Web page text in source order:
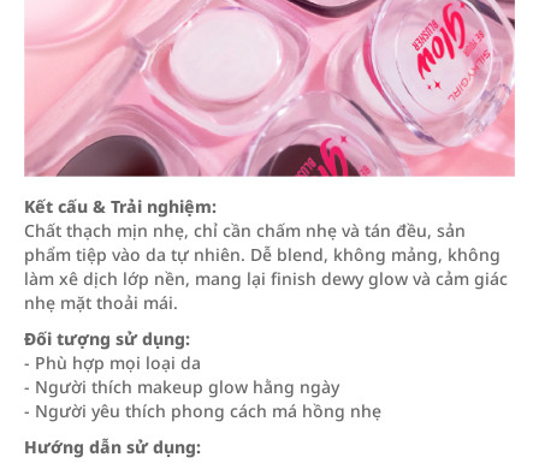
Kết cấu & Trải nghiệm:
Chất thạch mịn nhẹ, chỉ cần chấm nhẹ và tán đều, sản
phẩm tiệp vào da tự nhiên. Dễ blend, không mảng, không
làm xê dịch lớp nền, mang lại finish dewy glow và cảm giác
nhẹ mặt thoải mái.
Đối tượng sử dụng:
- Phù hợp mọi loại da
- Người thích makeup glow hằng ngày
- Người yêu thích phong cách má hồng nhẹ
Hướng dẫn sử dụng: